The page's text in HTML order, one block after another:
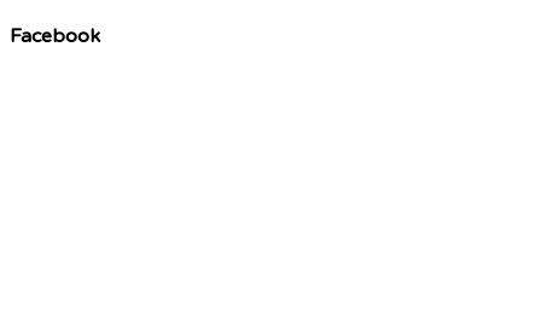
Facebook